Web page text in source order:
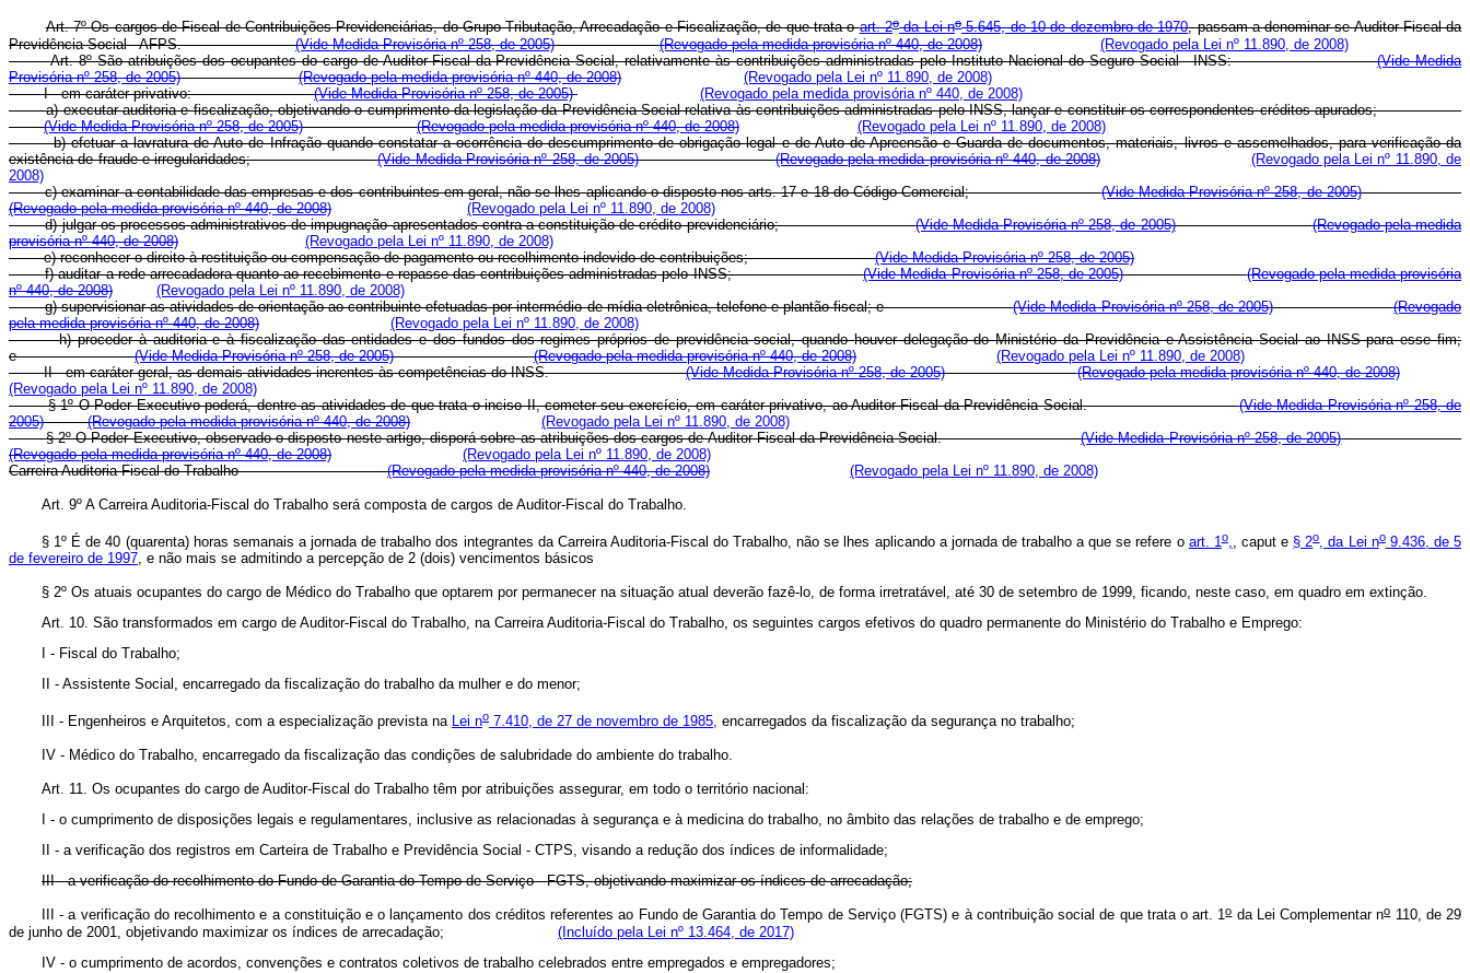
Art. 7º Os cargos de Fiscal de Contribuições Previdenciárias, do Grupo-Tributação, Arrecadação e Fiscalização, de que trata oart. 2oda Lei no5.645, de 10 de dezembro de 1970, passam a denominar-se Auditor-Fiscal da
Previdência Social - AFPS.(Vide Medida Provisória nº 258, de 2005) (Revogado pela medida provisória nº 440, de 2008)
(Revogado pela Lei nº 11.890, de 2008)
Art. 8º São atribuições dos ocupantes do cargo de Auditor-Fiscal da Previdência Social, relativamente às contribuições administradas pelo Instituto Nacional do Seguro Social - INSS:(Vide Medida
Provisória nº 258, de 2005)
(Revogado pela medida provisória nº 440, de 2008)
(Revogado pela Lei nº 11.890, de 2008)
I - em caráter privativo:(Vide Medida Provisória nº 258, de 2005)
(Revogado pela medida provisória nº 440, de 2008)
a) executar auditoria e fiscalização, objetivando o cumprimento da legislação da Previdência Social relativa às contribuições administradas pelo INSS, lançar e constituir os correspondentes créditos apurados;
(Vide Medida Provisória nº 258, de 2005)
(Revogado pela medida provisória nº 440, de 2008)
(Revogado pela Lei nº 11.890, de 2008)
b) efetuar a lavratura de Auto de Infração quando constatar a ocorrência do descumprimento de obrigação legal e de Auto de Apreensão e Guarda de documentos, materiais, livros e assemelhados, para verificação da
existência de fraude e irregularidades;(Vide Medida Provisória nº 258, de 2005) (Revogado pela medida provisória nº 440, de 2008)
(Revogado pela Lei nº 11.890, de
2008)
c) examinar a contabilidade das empresas e dos contribuintes em geral, não se lhes aplicando o disposto nos arts. 17 e 18 do Código Comercial;(Vide Medida Provisória nº 258, de 2005)
(Revogado pela medida provisória nº 440, de 2008)
(Revogado pela Lei nº 11.890, de 2008)
d) julgar os processos administrativos de impugnação apresentados contra a constituição de crédito previdenciário;(Vide Medida Provisória nº 258, de 2005)
(Revogado pela medida
provisória nº 440, de 2008)
(Revogado pela Lei nº 11.890, de 2008)
e) reconhecer o direito à restituição ou compensação de pagamento ou recolhimento indevido de contribuições;(Vide Medida Provisória nº 258, de 2005)
f) auditar a rede arrecadadora quanto ao recebimento e repasse das contribuições administradas pelo INSS;(Vide Medida Provisória nº 258, de 2005)
(Revogado pela medida provisória
nº 440, de 2008)
(Revogado pela Lei nº 11.890, de 2008)
g) supervisionar as atividades de orientação ao contribuinte efetuadas por intermédio de mídia eletrônica, telefone e plantão fiscal; e(Vide Medida Provisória nº 258, de 2005)
(Revogado
pela medida provisória nº 440, de 2008)
(Revogado pela Lei nº 11.890, de 2008)
h) proceder à auditoria e à fiscalização das entidades e dos fundos dos regimes próprios de previdência social, quando houver delegação do Ministério da Previdência e Assistência Social ao INSS para esse fim;
e(Vide Medida Provisória nº 258, de 2005) (Revogado pela medida provisória nº 440, de 2008)
(Revogado pela Lei nº 11.890, de 2008)
II - em caráter geral, as demais atividades inerentes às competências do INSS.(Vide Medida Provisória nº 258, de 2005)
(Revogado pela medida provisória nº 440, de 2008)
(Revogado pela Lei nº 11.890, de 2008)
§ 1º O Poder Executivo poderá, dentre as atividades de que trata o inciso II, cometer seu exercício, em caráter privativo, ao Auditor-Fiscal da Previdência Social.(Vide Medida Provisória nº 258, de
2005)
(Revogado pela medida provisória nº 440, de 2008)
(Revogado pela Lei nº 11.890, de 2008)
§ 2º O Poder Executivo, observado o disposto neste artigo, disporá sobre as atribuições dos cargos de Auditor-Fiscal da Previdência Social.(Vide Medida Provisória nº 258, de 2005)
(Revogado pela medida provisória nº 440, de 2008)
(Revogado pela Lei nº 11.890, de 2008)
Carreira Auditoria-Fiscal do Trabalho(Revogado pela medida provisória nº 440, de 2008) (Revogado pela Lei nº 11.890, de 2008)
Art. 9º A Carreira Auditoria-Fiscal do Trabalho será composta de cargos de Auditor-Fiscal do Trabalho.
§ 1º É de 40 (quarenta) horas semanais a jornada de trabalho dos integrantes da Carreira Auditoria-Fiscal do Trabalho, não se lhes aplicando a jornada de trabalho a que se refere o art. 1o,, caput e § 2o, da Lei no9.436, de 5
de fevereiro de 1997, e não mais se admitindo a percepção de 2 (dois) vencimentos básicos
§ 2º Os atuais ocupantes do cargo de Médico do Trabalho que optarem por permanecer na situação atual deverão fazê-lo, de forma irretratável, até 30 de setembro de 1999, ficando, neste caso, em quadro em extinção.
Art. 10. São transformados em cargo de Auditor-Fiscal do Trabalho, na Carreira Auditoria-Fiscal do Trabalho, os seguintes cargos efetivos do quadro permanente do Ministério do Trabalho e Emprego:
I - Fiscal do Trabalho;
II - Assistente Social, encarregado da fiscalização do trabalho da mulher e do menor;
III - Engenheiros e Arquitetos, com a especialização prevista na Lei no 7.410, de 27 de novembro de 1985, encarregados da fiscalização da segurança no trabalho;
IV - Médico do Trabalho, encarregado da fiscalização das condições de salubridade do ambiente do trabalho.
Art. 11. Os ocupantes do cargo de Auditor-Fiscal do Trabalho têm por atribuições assegurar, em todo o território nacional:
I - o cumprimento de disposições legais e regulamentares, inclusive as relacionadas à segurança e à medicina do trabalho, no âmbito das relações de trabalho e de emprego;
II - a verificação dos registros em Carteira de Trabalho e Previdência Social - CTPS, visando a redução dos índices de informalidade;
III - a verificação do recolhimento do Fundo de Garantia do Tempo de Serviço - FGTS, objetivando maximizar os índices de arrecadação;
III - a verificação do recolhimento e a constituição e o lançamento dos créditos referentes ao Fundo de Garantia do Tempo de Serviço (FGTS) e à contribuição social de que trata o art. 1oda Lei Complementar no110, de 29
de junho de 2001, objetivando maximizar os índices de arrecadação; (Incluído pela Lei nº 13.464, de 2017)
IV - o cumprimento de acordos, convenções e contratos coletivos de trabalho celebrados entre empregados e empregadores;